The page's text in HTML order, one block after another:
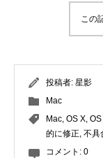
この
投稿者: 星影
Mac
Mac, OS X,
的に修正, 不具
コメント: 0